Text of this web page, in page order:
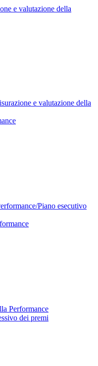
e valutazione della
e valutazione della
Piano esecutivo
Performance
dei premi